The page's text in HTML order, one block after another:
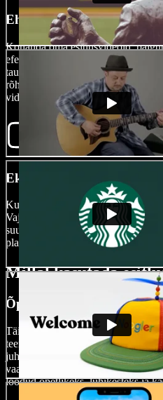
Ehita oma esitluse video
Kohanda oma esitlusvideoid,
efekte, üleminekuid, heli, pilte, AI
taustavideoid või animatsioone.
rõhutamiseks kasutada
video loomiseks infograafikat.
Ekspordi oma video
Kui sinu esitlusvideo on
Vajuta lihtsalt Ekspordi nuppu või
suurus nii, et see sobiks erinevate
platvormidega.
Millal kasutada
Õppevideod
Täienda õppevideoid esitluse
teemad lihtsamaks. Õppevideod
juhendamist, kasutades
vaatajatel õppida spetsiifilisi
loodud õpetlikeks, lühikesteks ja